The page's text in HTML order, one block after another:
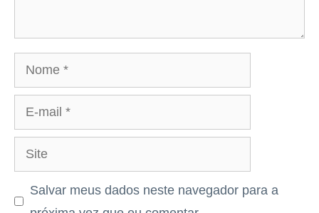
Nome
mail
Site
Salvar meus dados neste navegador para a